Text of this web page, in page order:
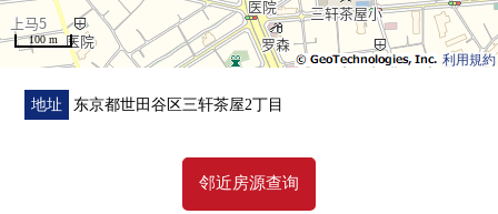
0 7-Eleven世田谷上马5丁目商店、约220m(步行3分钟)
0 NATURAL LAWSON若林1丁目商店、约280m(步行4分
钟)
○ doraggupapasu若林商店、约440m(步行6分钟)
0 世田谷区立三轩茶屋小学、约340m(步行5分钟)
利用規約
100 m
地址 东京都世田谷区三轩茶屋2丁目
邻近房源查询